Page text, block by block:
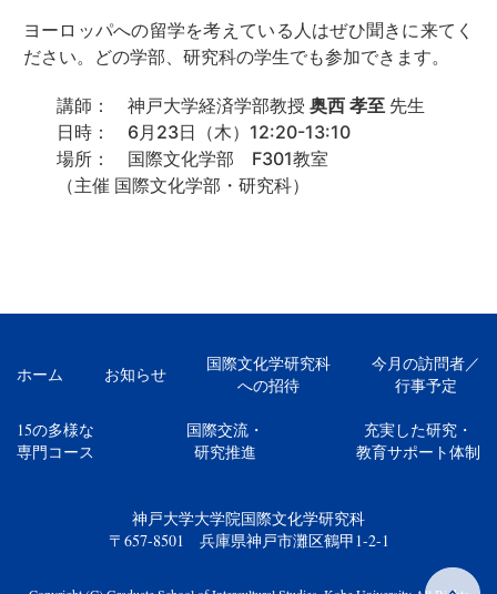
ヨーロッパへの留学を考えている人はぜひ聞きに来てく
ださい。どの学部、研究科の学生でも参加できます。
講師： 神戸大学経済学部教授 奥西 孝至 先生
日時： 6月23日（木）12:20-13:10
場所： 国際文化学部 F301教室
（主催 国際文化学部・研究科）
ホーム お知らせ
国際文化学研究科
への招待
今月の訪問者／
行事予定
15の多様な
専門コース
国際交流・
研究推進
充実した研究・
教育サポート体制
神戸大学大学院国際文化学研究科
〒657-8501 兵庫県神戸市灘区鶴甲1-2-1